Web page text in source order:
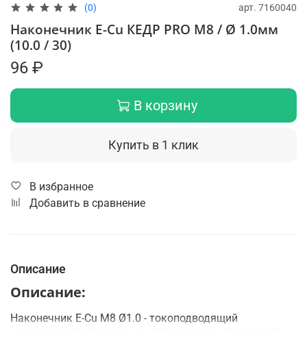
(0) арт. 7160040
Наконечник E-Cu КЕДР PRO М8 / Ø 1.0мм
(10.0 / 30)
96 ₽
В корзину
Купить в 1 клик
В избранное
Добавить в сравнение
Описание
Описание:
Наконечник E-Cu М8 Ø1.0 - токоподводящий